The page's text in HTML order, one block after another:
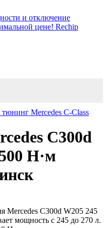
Mercedes C-Class
C300d
Н·м
Mercedes C300d W205 245
мощность с 245 до 270 л.